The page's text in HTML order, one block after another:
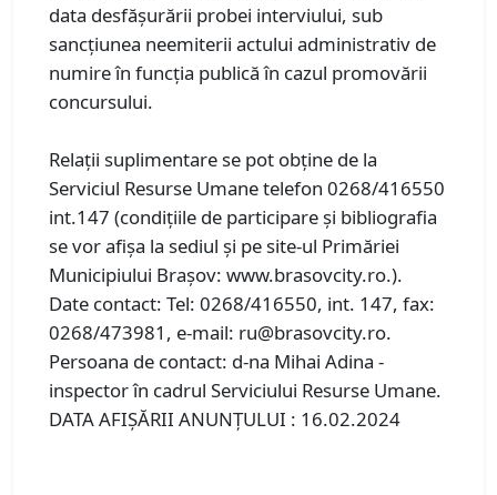
data desfășurării probei interviului, sub
sancțiunea neemiterii actului administrativ de
numire în funcția publică în cazul promovării
concursului.
Relaţii suplimentare se pot obţine de la
Serviciul Resurse Umane telefon 0268/416550
int.147 (condiţiile de participare şi bibliografia
se vor afişa la sediul şi pe site-ul Primăriei
Municipiului Braşov: www.brasovcity.ro.).
Date contact: Tel: 0268/416550, int. 147, fax:
0268/473981, e-mail: ru@brasovcity.ro.
Persoana de contact: d-na Mihai Adina -
inspector în cadrul Serviciului Resurse Umane.
DATA AFIŞĂRII ANUNŢULUI : 16.02.2024